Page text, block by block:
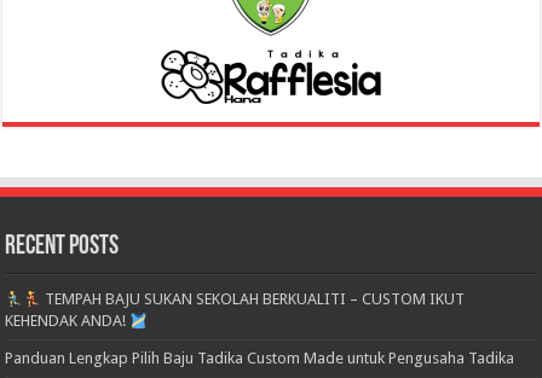
Recent Posts
TEMPAH BAJU SUKAN SEKOLAH BERKUALITI – CUSTOM IKUT
KEHENDAK ANDA!
Panduan Lengkap Pilih Baju Tadika Custom Made untuk Pengusaha Tadika